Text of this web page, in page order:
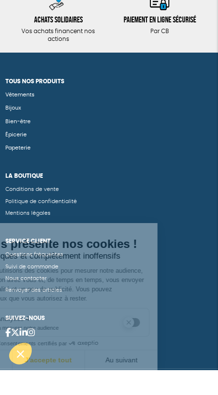
Achats solidaires
Vos achats financent nos
actions
Paiement en ligne sécurisé
Par CB
TOUS NOS PRODUITS
Vêtements
Bijoux
Bien-être
Épicerie
Papeterie
LA BOUTIQUE
Conditions de vente
Politique de confidentialité
Mentions légales
SERVICE CLIENT
Questions fréquentes
Suivi de commande
Nous contacter
Renvoyer des articles
SUIVEZ-NOUS